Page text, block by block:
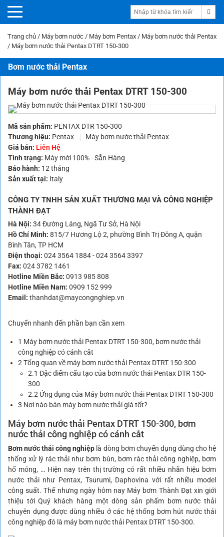
Trang chủ / Máy bơm nước / Máy bơm Pentax / Máy bơm nước thải Pentax
/ Máy bơm nước thải Pentax DTRT 150-300
Bơm nước thải Pentax
Máy bơm nước thải Pentax DTRT 150-300
Mã sản phẩm: PENTAX DTR 150-300
Thương hiệu: Pentax
Máy bơm nước thải Pentax
Giá bán: Liên Hệ
Tình trạng: Máy mới 100% - Sẵn Hàng
Bảo hành: 12 tháng
Sản xuất tại: Italy
CÔNG TY TNHH SẢN XUẤT THƯƠNG MẠI VÀ CÔNG NGHIỆP
THÀNH ĐẠT
Hà Nội: 34 Đường Láng, Ngã Tư Sở, Hà Nội
Hồ Chí Minh: 815/7 Hương Lộ 2, phường Bình Trị Đông A, quận
Bình Tân, TP HCM
Điện thoại: 024 3564 1884-024 3564 3397
Fax: 024 3782 1461
Hotline Miền Bắc: 0913 985 808
Hotline Miền Nam: 0909 152 999
Email: thanhdat@maycongnghiep.vn
Chuyển nhanh đến phần bạn cần xem
1 Máy bơm nước thải Pentax DTRT 150-300, bơm nước thải
công nghiệp có cánh cắt
2 Tổng quan về máy bơm nước thải Pentax DTRT 150-300
2.1 Đặc điểm cấu tạo của bơm nước thải Pentax DTR 150-
300
2.2 Ứng dụng của Máy bơm nước thải Pentax DTRT 150-300
3 Nơi nào bán máy bơm nước thải giá tốt?
Máy bơm nước thải Pentax DTRT 150-300, bơm
nước thải công nghiệpcó cánh cắt
Bơm nước thải công nghiệp là dòng bơm chuyển dụng dùng cho hệ
thống xử lý rác thải như bơm bùn, bơm rác thải công nghiệp, bơm
hố móng, … Hiện nay trên thị trường có rất nhiều nhãn hiệu bơm
nước thải như Pentax, Tsurumi, Daphovina với rất nhiều model
công suất. Thế nhưng ngày hôm nay Máy bơm Thành Đạt xin giới
thiệu tới Quý khách hàng một dòng sản phẩm bơm nước thải
chuyên dụng được dùng nhiều ở các hệ thống bơm hút nước thải
công nghiệp đó là máy bơm nước thải Pentax DTRT 150-300.